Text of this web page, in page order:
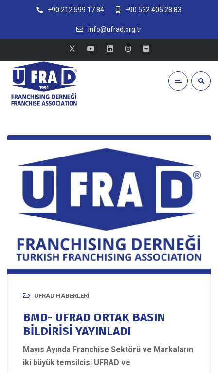
+90 212 599 17 84 +90 532 405 28 83
info@ufrad.org.tr
UFRAD HABERLERI
BMD- UFRAD ORTAK BASIN
BİLDİRİSİ YAYINLADI
Mayıs Ayında Franchise Sektörü ve Markaların
iki büyük temsilcisi UFRAD ve